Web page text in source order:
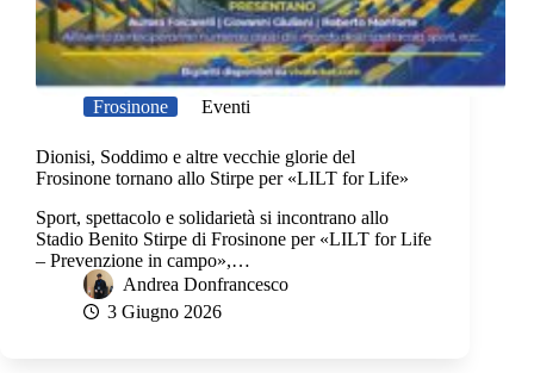
Frosinone Eventi
Dionisi, Soddimo e altre vecchie glorie del
Frosinone tornano allo Stirpe per «LILT for Life»
Sport, spettacolo e solidarietà si incontrano allo
Stadio Benito Stirpe di Frosinone per «LILT for Life
– Prevenzione in campo»,…
Andrea Donfrancesco
3 Giugno 2026